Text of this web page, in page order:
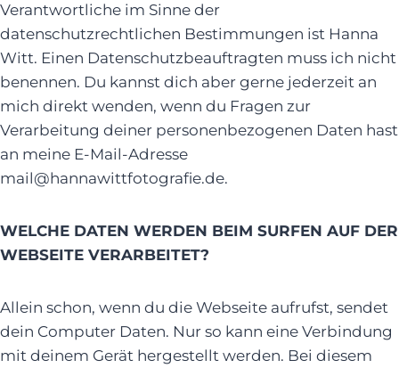
Verantwortliche im Sinne der
datenschutzrechtlichen Bestimmungen ist Hanna
Witt. Einen Datenschutzbeauftragten muss ich nicht
benennen. Du kannst dich aber gerne jederzeit an
mich direkt wenden, wenn du Fragen zur
Verarbeitung deiner personenbezogenen Daten hast
an meine E-Mail-Adresse
mail@hannawittfotografie.de.
WELCHE DATEN WERDEN BEIM SURFEN AUF DER
WEBSEITE VERARBEITET?
Allein schon, wenn du die Webseite aufrufst, sendet
dein Computer Daten. Nur so kann eine Verbindung
mit deinem Gerät hergestellt werden. Bei diesem